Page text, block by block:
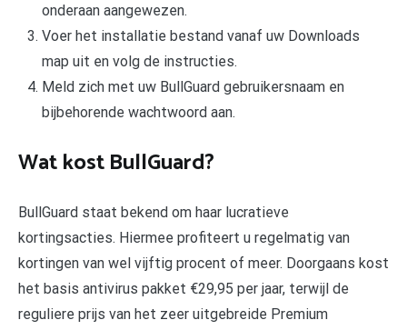
onderaan aangewezen.
Voer het installatie bestand vanaf uw Downloads
map uit en volg de instructies.
Meld zich met uw BullGuard gebruikersnaam en
bijbehorende wachtwoord aan.
Wat kost BullGuard?
BullGuard staat bekend om haar lucratieve
kortingsacties. Hiermee profiteert u regelmatig van
kortingen van wel vijftig procent of meer. Doorgaans kost
het basis antivirus pakket €29,95 per jaar, terwijl de
reguliere prijs van het zeer uitgebreide Premium